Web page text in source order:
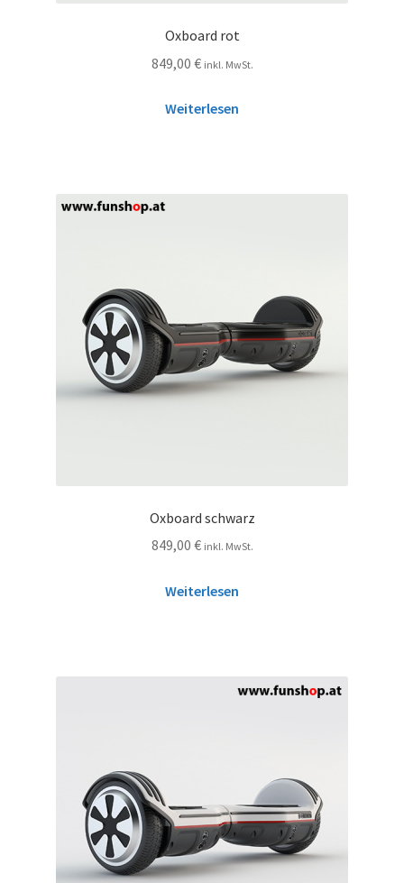
Oxboard rot
849,00 € inkl. MwSt.
Weiterlesen
Oxboard schwarz
849,00 € inkl. MwSt.
Weiterlesen